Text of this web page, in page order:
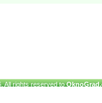
All rights reserved to